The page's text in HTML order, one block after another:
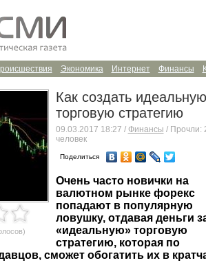
Финансы
Интернет
Экономика
Как создать идеальную
торговую стратегию
09.03.2017 18:27 / Финансы / Прочли:
человек
Поделиться
Очень часто новички на
валютном рынке форекс
попадают в популярную
ловушку, отдавая деньги
«идеальную» торговую
стратегию, которая по
сможет обогатить их в